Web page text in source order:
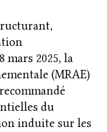
mars 2025, la
(MRAE)
du
induite sur les